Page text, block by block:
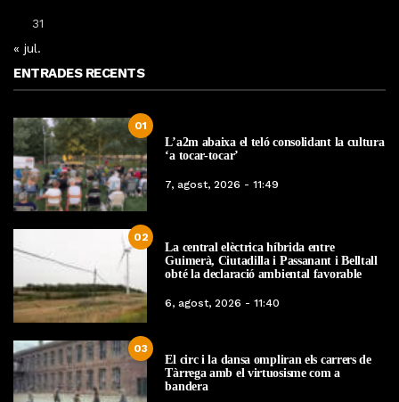
31
« jul.
ENTRADES RECENTS
01
L’a2m abaixa el teló consolidant la cultura
‘a tocar-tocar’
7, agost, 2026 - 11:49
02
La central elèctrica híbrida entre
Guimerà, Ciutadilla i Passanant i Belltall
obté la declaració ambiental favorable
6, agost, 2026 - 11:40
03
El circ i la dansa ompliran els carrers de
Tàrrega amb el virtuosisme com a
bandera